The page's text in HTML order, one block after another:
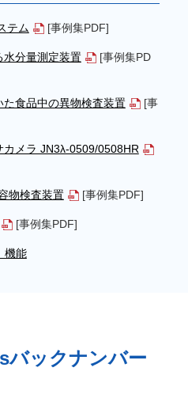
テム [事例集PDF]
水分量測定装置
[事例集PD
食品中の異物検査装置
[事
メラ JN3λ-0509/0508HR
物検査装置 [事例集PDF]
[事例集PDF]
機能
バックナンバー